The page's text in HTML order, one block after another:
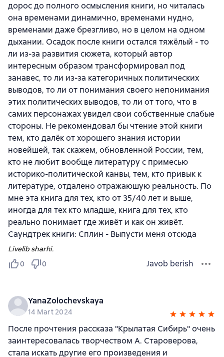
дорос до полного осмысления книги, но читалась
она временами динамично, временами нудно,
временами даже брезгливо, но в целом на одном
дыхании. Осадок после книги остался тяжёлый - то
ли из-за развития сюжета, который автор
интересным образом трансформировал под
занавес, то ли из-за категоричных политических
выводов, то ли от понимания своего непонимания
этих политических выводов, то ли от того, что в
самих персонажах увидел свои собственные слабые
стороны. Не рекомендовал бы чтение этой книги
тем, кто далёк от хорошего знания истории
новейшей, так скажем, обновленной России, тем,
кто не любит вообще литературу с примесью
историко-политической канвы, тем, кто привык к
литературе, отдалено отражаюшую реальность. По
мне эта книга для тех, кто от 35/40 лет и выше,
иногда для тех кто младше, книга для тех, кто
реально понимает где живёт и как он живёт.
Саундтрек книги: Сплин - Выпусти меня отсюда
Livelib sharhi.
0
0 Javob berish
YanaZolochevskaya
14 Mart 2024
После прочтения рассказа "Крылатая Сибирь" очень
заинтересовалась творчеством А. Староверова,
стала искать другие его произведения и